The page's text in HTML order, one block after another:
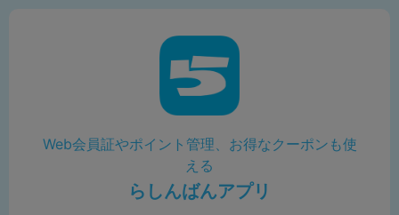
Web会員証やポイント管理、お得なクーポンも使
える
らしんばんアプリ